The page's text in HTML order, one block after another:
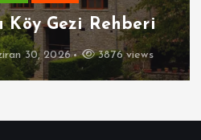
Köy Gezi Rehberi
30, 2026 3876 views